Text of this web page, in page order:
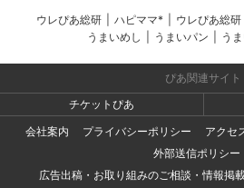
ウレぴあ総研 ハピママ* ウレぴあ総
うまいめし
うまいパン う
ぴあ関連サイト
チケットぴあ
会社案内
プライバシーポリシー
アクセ
外部送信ポリシー
広告出稿・お取り組みのご相談・情報掲